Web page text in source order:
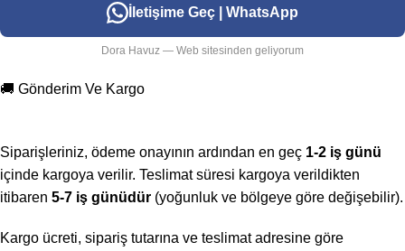
İletişime Geç | WhatsApp
Dora Havuz — Web sitesinden geliyorum
🚚 Gönderim Ve Kargo
Siparişleriniz, ödeme onayının ardından en geç 1-2 iş günü
içinde kargoya verilir. Teslimat süresi kargoya verildikten
itibaren 5-7 iş günüdür (yoğunluk ve bölgeye göre değişebilir).
Kargo ücreti, sipariş tutarına ve teslimat adresine göre